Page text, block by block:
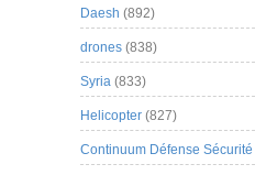
Daesh (892)
drones (838)
Syria (833)
Helicopter (827)
Continuum Défense Sécurité